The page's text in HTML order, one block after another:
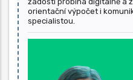
orientační výpočet i
specialistou.